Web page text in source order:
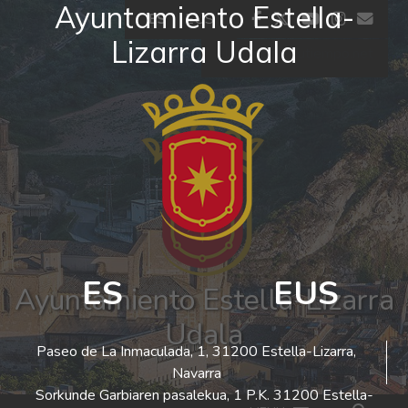
Ayuntamiento Estella-
Lizarra Udala
ES EUS
Paseo de La Inmaculada, 1, 31200 Estella-Lizarra,
Navarra
Sorkunde Garbiaren pasalekua, 1 P.K. 31200 Estella-
Ir al contenido ES EUS facebook
twitter
youtube
El tiempo - Tutiempo.net
Ayuntamiento Estella-Lizarra
Udala